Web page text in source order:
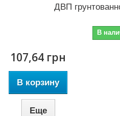
ДВП
В
107,64 грн
В корзину
Еще